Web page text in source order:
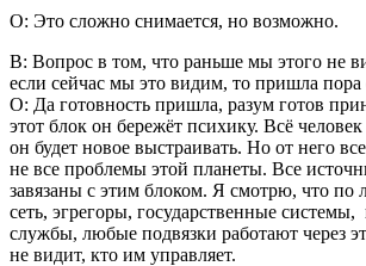
О: Это сложно снимается, но возможно.
В: Вопрос в том, что раньше мы этого не
если сейчас мы это видим, то пришла пора
О: Да готовность пришла, разум готов
этот блок он бережёт психику. Всё
он будет новое выстраивать. Но от него
не все проблемы этой планеты. Все
завязаны с этим блоком. Я смотрю, что по
сеть, эгрегоры, государственные
службы, любые подвязки работают через
не видит, кто им управляет.